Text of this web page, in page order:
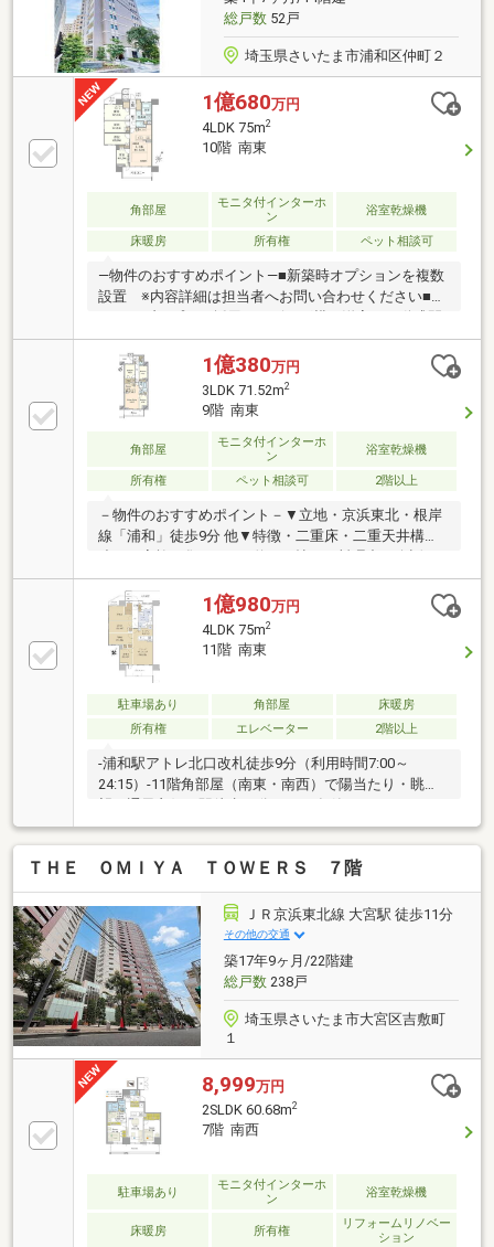
総戸数52戸
埼玉県さいたま市浦和区仲町２
1億680万円
4LDK 75m2
10階 南東
角部屋
モニタ付インターホ
ン
浴室乾燥機
床暖房 所有権 ペット相談可
―物件のおすすめポイント―■新築時オプションを複数
設置 ※内容詳細は担当者へお問い合わせください■フ
仕切り扉を採用。■居住空間に余裕をもたらす多彩な
収納スペース WIC、SIC、パントリー等■通風に配慮
した窓付きのバスルーム■床段差を解消したフラット
設計■ハンズフリーキー【Tebraキー】 お子様連れや
お荷物が多い時も、鍵を鞄やポケットに入れたままで
解錠可能■24時間ゴミ出し可能■ペット飼育可（規則制
1億380万円
3LDK 71.52m2
9階 南東
角部屋
モニタ付インターホ
ン
浴室乾燥機
所有権 ペット相談可 2階以上
－物件のおすすめポイント－▼立地・京浜東北・根岸
線「浦和」徒歩9分 他▼特徴・二重床・二重天井構
弾む対面式キッチン・LD部分に足元から暖まる床暖房
有・SICやWIC等、室内随所に収納スペース有・24時間
ゴミ出し可能・不在時も荷物を受け取れる宅配ボック
ス有▼設備・食洗機／ディスポーザー・浴室乾燥機・
TVモニタ付インターホン▼周辺環境・まいばすけっと
浦和仲町3丁目店 徒歩6分(約450m)■ ご希望の住まい探
しをお手伝いします ━━━━━・・・物件の詳細・ご
相談はお気軽にお問い合わせください。
1億980万円
4LDK 75m2
11階 南東
駐車場あり 角部屋
床暖房
所有権
エレベーター 2階以上
-浦和駅アトレ北口改札徒歩9分（利用時間7:00～
24:15）-11階角部屋（南東・南西）で陽当たり・眺
ます！▼特徴・二重床、二重天井・LOW-E複層ガラ
ス・Tebraキー（非接触キー）・浴室暖房乾燥機・キ
ッチン天板フィオレストーン・ハイパーガラスコート
トップコンロ・ホーロークリーンレンジフード・タッ
チレス水栓・ペット飼育可（細則有）・西側窓から富
士山、南側窓から戸田橋花火大会が望める（共に天候
による）・バルコニー隣戸境がコンクリート＆隔て板
の為プライバシー性が高い弊社HPに掲載の詳細情報を
是非ご確認ください！
ＴＨＥ ＯＭＩＹＡ ＴＯＷＥＲＳ ７階
ＪＲ京浜東北線 大宮駅 徒歩11分
その他の交通
築17年9ヶ月/22階建
総戸数238戸
埼玉県さいたま市大宮区吉敷町
１
8,999万円
2SLDK 60.68m2
7階 南西
駐車場あり
モニタ付インターホ
ン
浴室乾燥機
床暖房 所有権
リフォームリノベー
ション